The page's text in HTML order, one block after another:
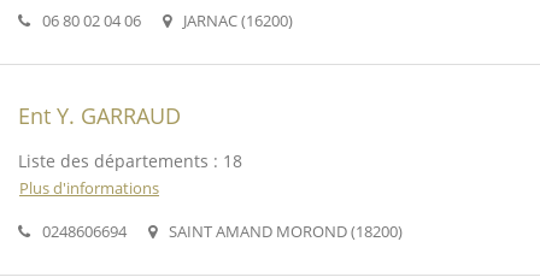
06 80 02 04 06 JARNAC (16200)
Ent Y. GARRAUD
Liste des départements : 18
Plus d'informations
0248606694
SAINT AMAND MOROND (18200)